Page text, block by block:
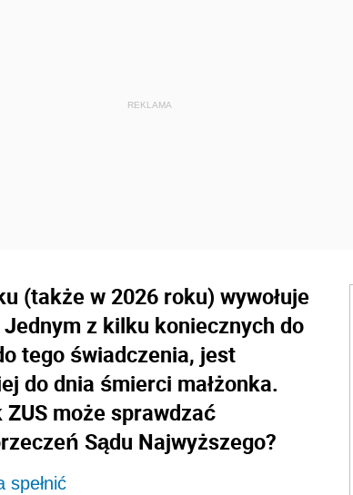
(także w 2026 roku) wywołuje
z kilku koniecznych do
tego świadczenia, jest
do dnia śmierci małżonka.
może sprawdzać
Sądu Najwyższego?
spełnić